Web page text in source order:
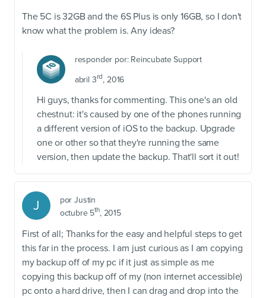
The 5C is 32GB and the 6S Plus is only 16GB, so I don't
know what the problem is. Any ideas?
responder por: Reincubate Support
abril 3rd, 2016
Hi guys, thanks for commenting. This one's an old
chestnut: it's caused by one of the phones running
a different version of iOS to the backup. Upgrade
one or other so that they're running the same
version, then update the backup. That'll sort it out!
J porJustin
octubre 5th, 2015
First of all; Thanks for the easy and helpful steps to get
this far in the process. I am just curious as I am copying
my backup off of my pc if it just as simple as me
copying this backup off of my (non internet accessible)
pc onto a hard drive, then I can drag and drop into the